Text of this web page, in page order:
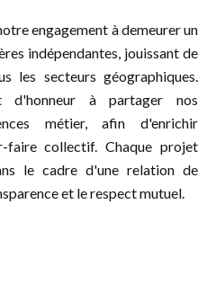
engagement à demeurer un
indépendantes, jouissant de
les secteurs géographiques.
d'honneur à partager nos
métier, afin d'enrichir
faire collectif. Chaque projet
le cadre d'une relation de
et le respect mutuel.